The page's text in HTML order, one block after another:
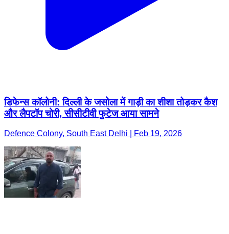
डिफेन्स कॉलोनी: दिल्ली के जसोला में गाड़ी का शीशा तोड़कर कैश
और लैपटॉप चोरी, सीसीटीवी फुटेज आया सामने
Defence Colony, South East Delhi | Feb 19, 2026